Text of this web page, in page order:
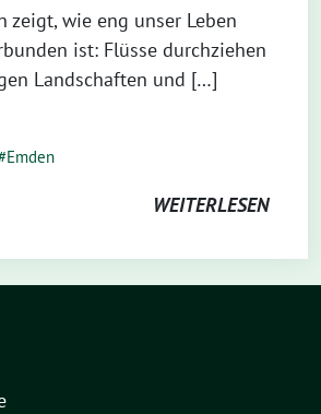
zeigt, wie eng unser Leben
ist: Flüsse durchziehen
Landschaften und […]
Emden
WEITERLESEN